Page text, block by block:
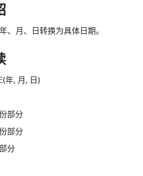
、月、日转换为具体日期。
年, 月, 日)
部分
部分
分